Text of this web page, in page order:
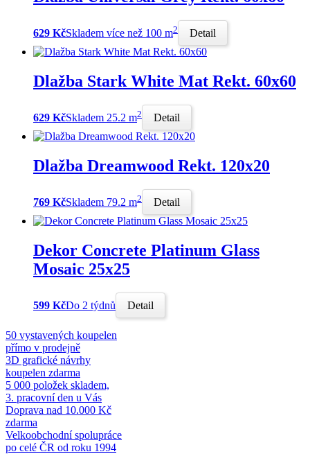
629 KčSkladem více než 100 m2 Detail
Dlažba Stark White Mat Rekt. 60x60
629 KčSkladem 25.2 m2 Detail
Dlažba Dreamwood Rekt. 120x20
769 KčSkladem 79.2 m2 Detail
Dekor Concrete Platinum Glass
Mosaic 25x25
599 KčDo 2 týdnů Detail
50 vystavených koupelen
přímo v prodejně
3D grafické návrhy
koupelen zdarma
5 000 položek skladem,
3. pracovní den u Vás
Doprava nad 10.000 Kč
zdarma
Velkoobchodní spolupráce
po celé ČR od roku 1994